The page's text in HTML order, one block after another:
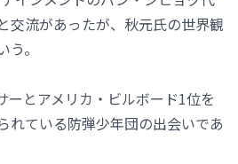
交流があったが、秋元氏の世界観
。
ーとアメリカ・ビルボード1位を
れている防弾少年団の出会いであ